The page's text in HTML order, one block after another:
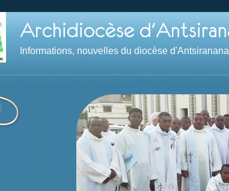
Informations, nouvelles du diocèse d'Antsiranana